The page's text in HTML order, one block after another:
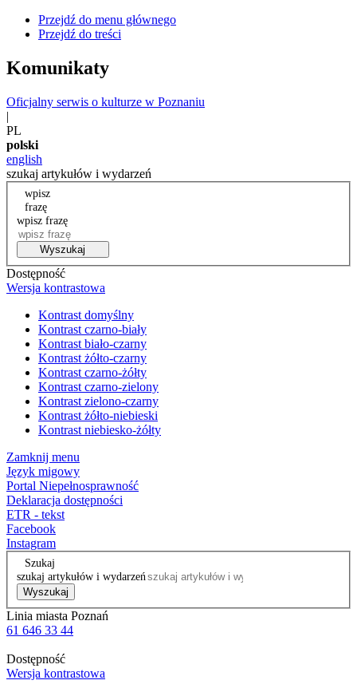
Przejdź do menu głównego
Przejdź do treści
Komunikaty
Oficjalny serwis o kulturze w Poznaniu
|
PL
polski
english
szukaj artykułów i wydarzeń
wpisz
frazę
wpisz frazę
Wyszukaj
Dostępność
Wersja kontrastowa
Kontrast domyślny
Kontrast czarno-biały
Kontrast biało-czarny
Kontrast żółto-czarny
Kontrast czarno-żółty
Kontrast czarno-zielony
Kontrast zielono-czarny
Kontrast żółto-niebieski
Kontrast niebiesko-żółty
Zamknij menu
Język migowy
Portal Niepełnosprawność
Deklaracja dostępności
ETR - tekst
Facebook
Instagram
Szukaj
szukaj artykułów i wydarzeń
Wyszukaj
Linia miasta Poznań
61 646 33 44
Dostępność
Wersja kontrastowa